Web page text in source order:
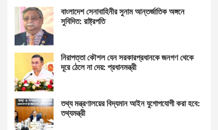
বাংলাদেশ সেনাবাহিনীর সুনাম আন্তর্জাতিক অঙ্গনে
সুবিদিত: রাষ্ট্রপতি
নিরাপত্তা কৌশল যেন সরকারপ্রধানকে জনগণ থেকে
দূরে ঠেলে না দেয়: প্রধানমন্ত্রী
তথ্য মন্ত্রণালয়ের বিদ্যমান আইন যুগোপযোগী করা হবে:
তথ্যমন্ত্রী